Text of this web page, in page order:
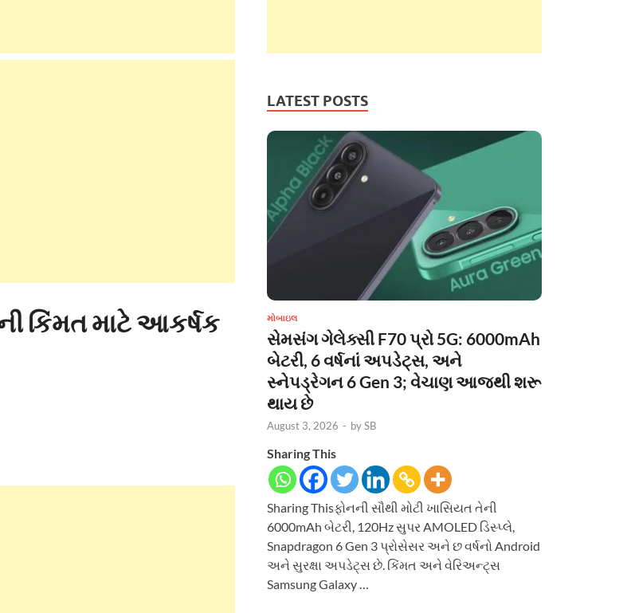
કિંમત માટે આકર્ષક
LATEST POSTS
મોબાઇલ
સેમસંગ ગેલેક્સી F70 પ્રો 5G: 6000mAh
બેટરી, 6 વર્ષનાં અપડેટ્સ, અને
સ્નેપડ્રેગન 6 Gen 3; વેચાણ આજથી શરૂ
થાય છે
August 3, 2026 - bySB
Sharing This
Sharing Thisફોનની સૌથી મોટી ખાસિયત તેની
6000mAh બેટરી, 120Hz સુપર AMOLED ડિસ્પ્લે,
Snapdragon 6 Gen 3 પ્રોસેસર અને છ વર્ષનો Android
અને સુરક્ષા અપડેટ્સ છે. કિંમત અને વેરિઅન્ટ્સ
Samsung Galaxy …